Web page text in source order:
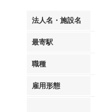
法人名・施設名
最寄駅
職種
雇用形態